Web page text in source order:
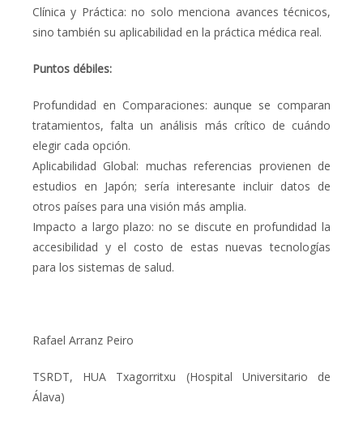
Clínica y Práctica: no solo menciona avances técnicos,
sino también su aplicabilidad en la práctica médica real.
Puntos débiles:
Profundidad en Comparaciones: aunque se comparan
tratamientos, falta un análisis más crítico de cuándo
elegir cada opción.
Aplicabilidad Global: muchas referencias provienen de
estudios en Japón; sería interesante incluir datos de
otros países para una visión más amplia.
Impacto a largo plazo: no se discute en profundidad la
accesibilidad y el costo de estas nuevas tecnologías
para los sistemas de salud.
Rafael Arranz Peiro
TSRDT, HUA Txagorritxu (Hospital Universitario de
Álava)